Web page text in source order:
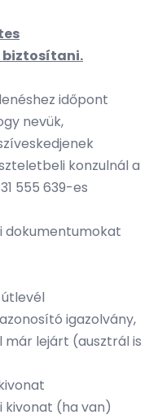
időpont
nevük,
konzulnál a
555 639-es
dokumentumokat
igazolvány,
lejárt (ausztrál is
kivonat (ha van)